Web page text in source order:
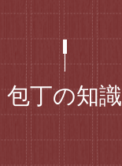
包丁の知識